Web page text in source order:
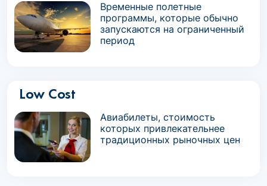
Временные полетные
программы, которые обычно
запускаются на ограниченный
период
Low Cost
Авиабилеты, стоимость
которых привлекательнее
традиционных рыночных цен